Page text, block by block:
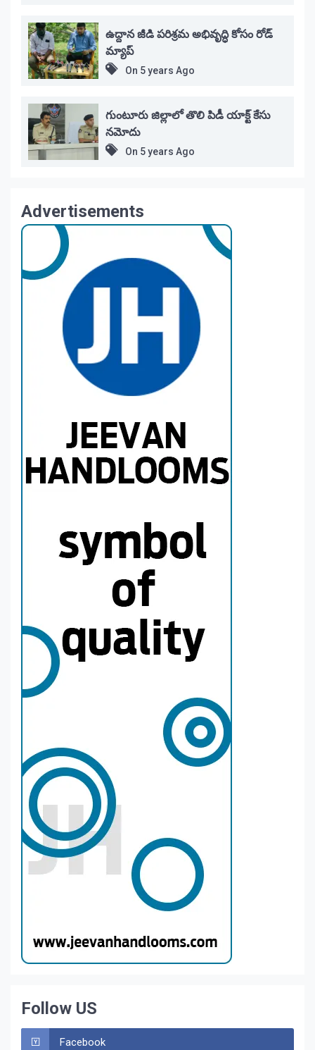
ఉద్దాన జీడి పరిశ్రమ అభివృద్ధి కోసం రోడ్
మ్యాప్
On 5 years Ago
గుంటూరు జిల్లాలో తొలి పిడీ యాక్ట్ కేసు
నమోదు
On 5 years Ago
Advertisements
Follow US
Facebook